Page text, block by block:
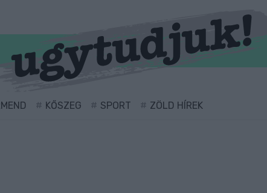
KŐSZEG SPORT ZÖLD HÍREK